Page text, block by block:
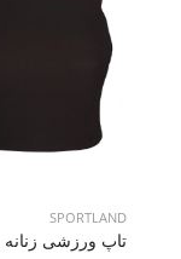
SPORTLAND